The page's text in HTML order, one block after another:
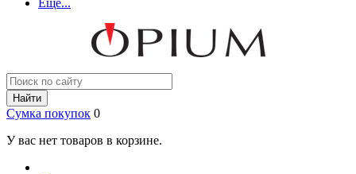
Еще...
Найти
Сумка покупок 0
У вас нет товаров в корзине.